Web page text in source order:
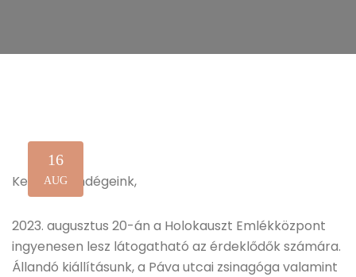
16
AUG
Kedves Vendégeink,
2023. augusztus 20-án a Holokauszt Emlékközpont
ingyenesen lesz látogatható az érdeklődők számára.
Állandó kiállításunk, a Páva utcai zsinagóga valamint